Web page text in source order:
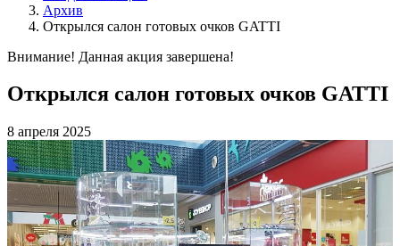
Архив
Открылся салон готовых очков GATTI
Внимание! Данная акция завершена!
Открылся салон готовых очков GATTI
8 апреля 2025